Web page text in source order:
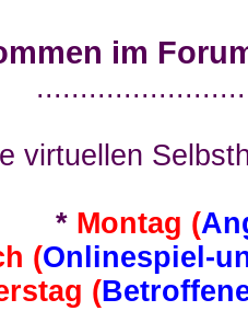
im
virtuellen
* Montag (
(Onlinespiel-
(